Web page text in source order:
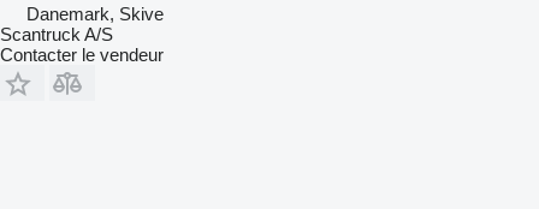
Danemark, Skive
Scantruck A/S
Contacter le vendeur